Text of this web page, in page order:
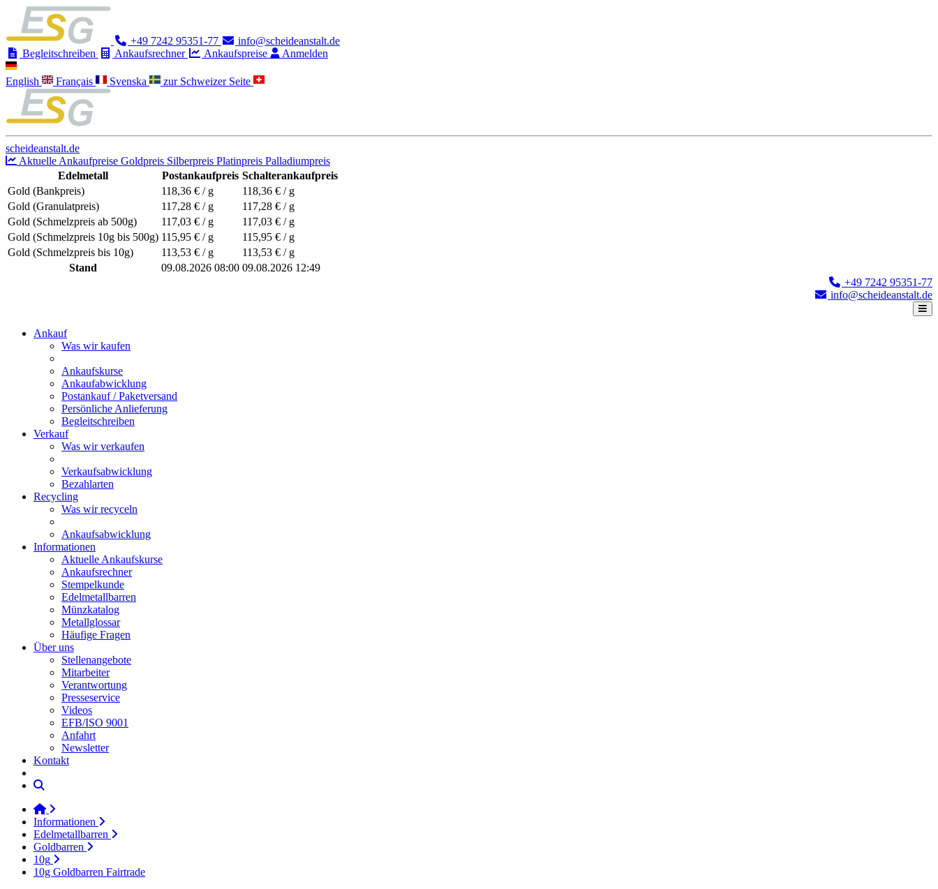
+49 7242 95351-77
info@scheideanstalt.de
Begleitschreiben
Ankaufsrechner Ankaufspreise Anmelden
English Français Svenska zur Schweizer Seite
scheideanstalt.de
Aktuelle Ankaufpreise Goldpreis Silberpreis Platinpreis Palladiumpreis
Edelmetall
Postankaufpreis Schalterankaufpreis
Gold (Bankpreis)
118,36 € / g 118,36 € / g
Gold (Granulatpreis)
117,28 € / g 117,28 € / g
Gold (Schmelzpreis ab 500g)
117,03 € / g 117,03 € / g
Gold (Schmelzpreis 10g bis 500g) 115,95 € / g 115,95 € / g
Gold (Schmelzpreis bis 10g)
113,53 € / g 113,53 € / g
Stand
09.08.2026 08:00 09.08.2026 12:49
+49 7242 95351-77
info@scheideanstalt.de
Ankauf
Was wir kaufen
Ankaufskurse
Ankaufabwicklung
Postankauf / Paketversand
Persönliche Anlieferung
Begleitschreiben
Verkauf
Was wir verkaufen
Verkaufsabwicklung
Bezahlarten
Recycling
Was wir recyceln
Ankaufsabwicklung
Informationen
Aktuelle Ankaufskurse
Ankaufsrechner
Stempelkunde
Edelmetallbarren
Münzkatalog
Metallglossar
Häufige Fragen
Über uns
Stellenangebote
Mitarbeiter
Verantwortung
Presseservice
Videos
EFB/ISO 9001
Anfahrt
Newsletter
Kontakt
Informationen
Edelmetallbarren
Goldbarren
10g
10g Goldbarren Fairtrade